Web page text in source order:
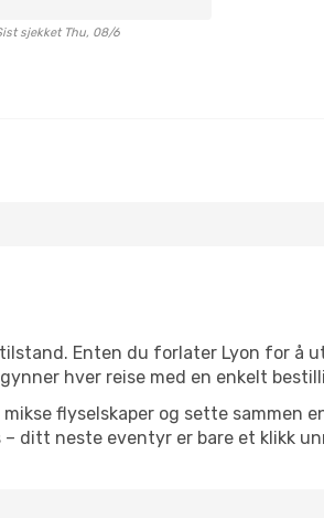
sjekket Thu, 08/6
Enten du forlater Lyon for å
hver reise med en enkelt
flyselskaper og sette sammen
ditt neste eventyr er bare et klikk